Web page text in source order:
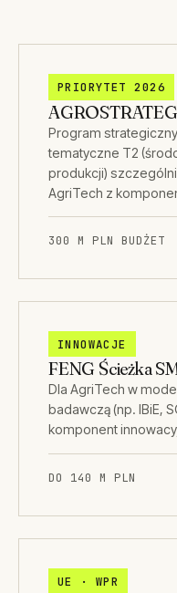
PRIORYTET 2026
Program
tematyczne T2
produkcji)
AgriTech z
300 M PLN BUDŻET
INNOWACJE
FENG Ścieżka
Dla AgriTech w
badawczą (np. IBiE,
komponent
DO 140 M PLN
UE · WPR